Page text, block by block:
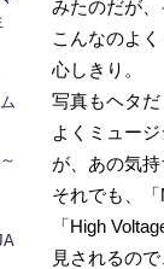
みたのだが
こんなのよ
心しきり。
写真もヘタ
よくミュー
が、あの気
それでも、
「High
見されるの